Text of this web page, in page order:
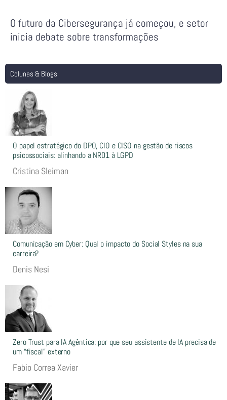
O futuro da Cibersegurança já começou, e setor
inicia debate sobre transformações
Colunas & Blogs
O papel estratégico do DPO, CIO e CISO na gestão de riscos
psicossociais: alinhando a NR01 à LGPD
Cristina Sleiman
Comunicação em Cyber: Qual o impacto do Social Styles na sua
carreira?
Denis Nesi
Zero Trust para IA Agêntica: por que seu assistente de IA precisa de
um “fiscal” externo
Fabio Correa Xavier